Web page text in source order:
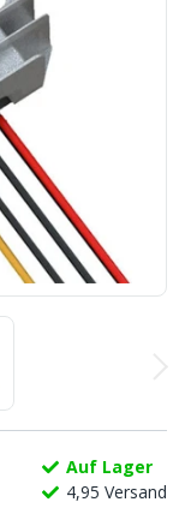
Auf Lager
4,95 Versand